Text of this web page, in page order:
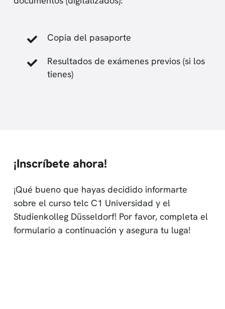
Copia del pasaporte
Resultados de exámenes previos (si los
tienes)
¡Inscríbete ahora!
¡Qué bueno que hayas decidido informarte
sobre el curso telc C1 Universidad y el
Studienkolleg Düsseldorf! Por favor, completa el
formulario a continuación y asegura tu luga!